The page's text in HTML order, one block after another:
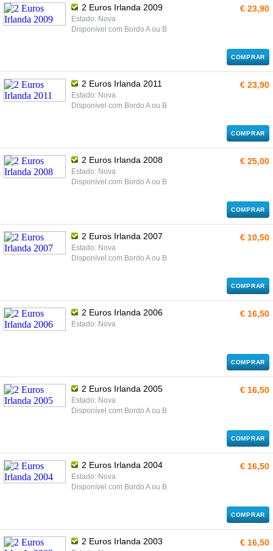
2 Euros Irlanda 2009
Estado: Nova
Disponível com Bordo A ou B
€ 23,90
COMPRAR
2 Euros Irlanda 2011
Estado: Nova
Disponível com Bordo A ou B
€ 23,90
COMPRAR
2 Euros Irlanda 2008
Estado: Nova
Disponível com Bordo A ou B
€ 25,00
COMPRAR
2 Euros Irlanda 2007
Estado: Nova
Disponível com Bordo A ou B
€ 10,50
COMPRAR
2 Euros Irlanda 2006
Estado: Nova
€ 16,50
COMPRAR
2 Euros Irlanda 2005
Estado: Nova
Disponível com Bordo A ou B
€ 16,50
COMPRAR
2 Euros Irlanda 2004
Estado: Nova
Disponível com Bordo A ou B
€ 16,50
COMPRAR
2 Euros Irlanda 2003 € 16,50